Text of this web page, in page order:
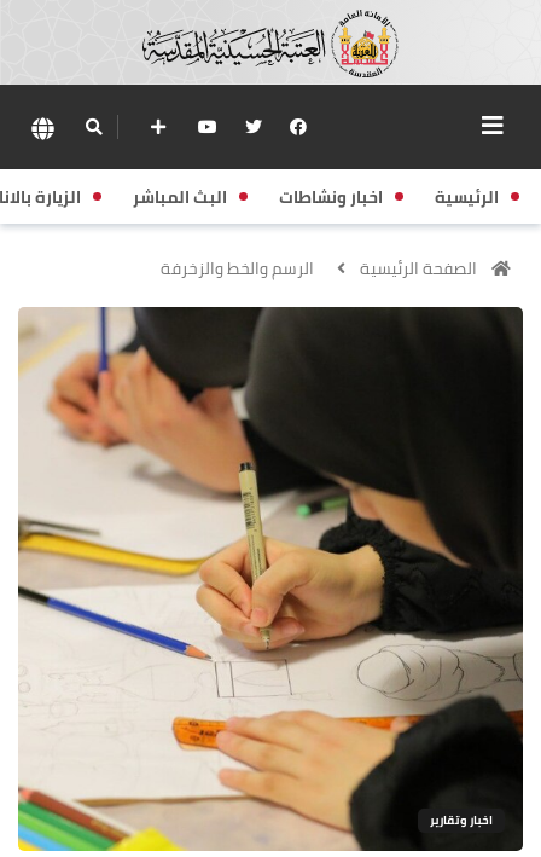
الرئيسية اخبار ونشاطات البث المباشر الزيارة
الصفحة الرئيسية الرسم والخط والزخرفة
اخبار وتقارير